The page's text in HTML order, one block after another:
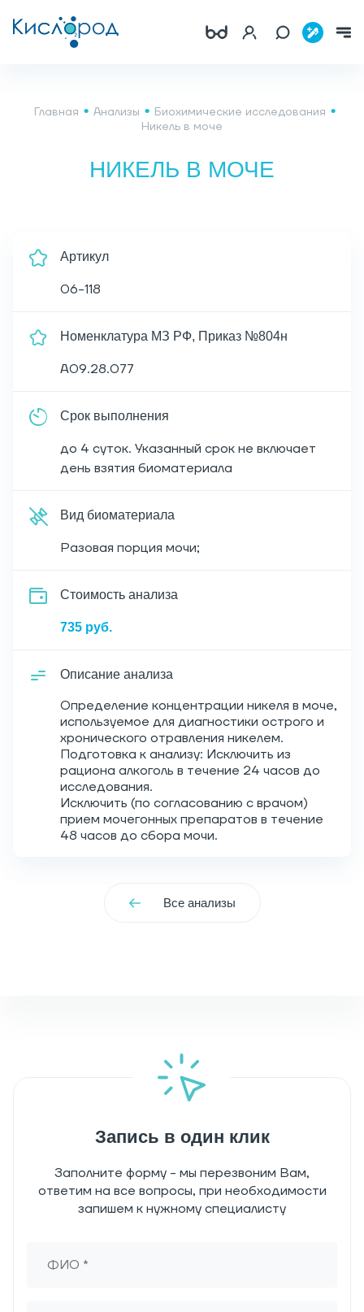
Главная Анализы
Биохимические исследования
Никель в моче
НИКЕЛЬ В МОЧЕ
Артикул
06-118
Номенклатура МЗ РФ, Приказ №804н
A09.28.077
Срок выполнения
до 4 суток. Указанный срок не включает
день взятия биоматериала
Вид биоматериала
Разовая порция мочи;
Cтоимость анализа
735 руб.
Описание анализа
Определение концентрации никеля в моче,
используемое для диагностики острого и
хронического отравления никелем.
Подготовка к анализу: Исключить из
рациона алкоголь в течение 24 часов до
исследования.
Исключить (по согласованию с врачом)
прием мочегонных препаратов в течение
48 часов до сбора мочи.
Все анализы
Запись в один клик
Заполните форму - мы перезвоним Вам,
ответим на все вопросы, при необходимости
запишем к нужному специалисту